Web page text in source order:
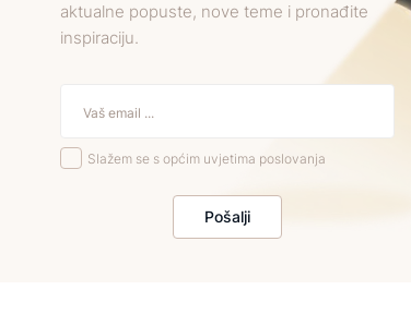
aktualne popuste, nove teme i pronađite
inspiraciju.
Slažem se s općim uvjetima poslovanja
Pošalji